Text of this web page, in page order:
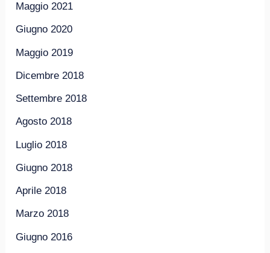
Maggio 2021
Giugno 2020
Maggio 2019
Dicembre 2018
Settembre 2018
Agosto 2018
Luglio 2018
Giugno 2018
Aprile 2018
Marzo 2018
Giugno 2016